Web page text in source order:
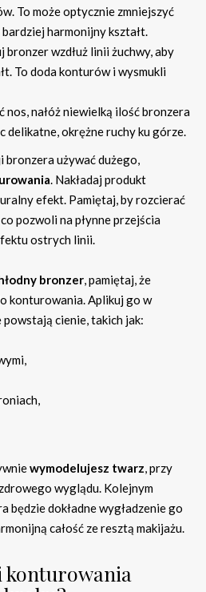
To może optycznie zmniejszyć
harmonijny kształt.
bronzer wzdłuż linii żuchwy, aby
To doda konturów i wysmukli
nos, nałóż niewielką ilość bronzera
delikatne, okrężne ruchy ku górze.
bronzera używać dużego,
. Nakładaj produkt
efekt. Pamiętaj, by rozcierać
pozwoli na płynne przejścia
ostrych linii.
bronzer, pamiętaj, że
konturowania. Aplikuj go w
cienie, takich jak:
wymodelujesz twarz, przy
wyglądu. Kolejnym
będzie dokładne wygładzenie go
całość ze resztą makijażu.
konturowania